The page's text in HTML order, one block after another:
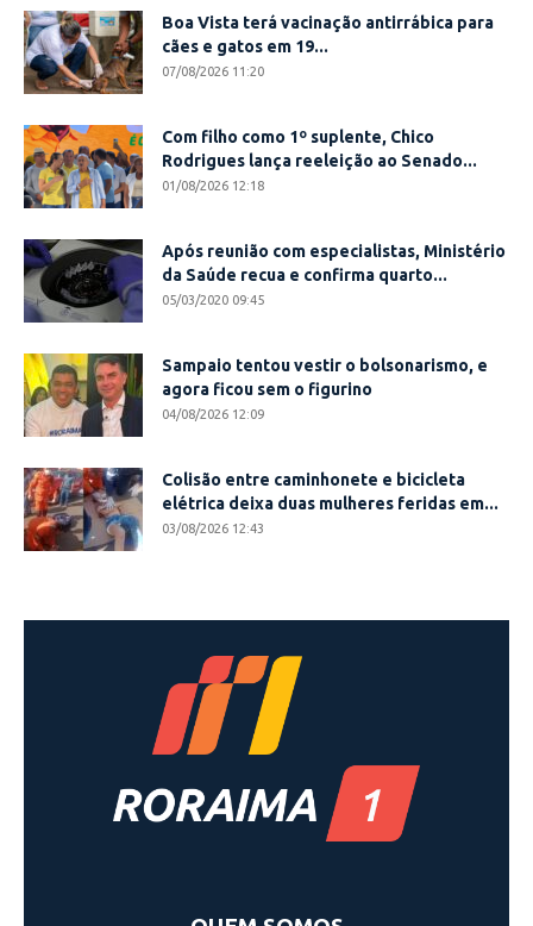
Boa Vista terá vacinação antirrábica para
cães e gatos em 19...
07/08/2026 11:20
Com filho como 1º suplente, Chico
Rodrigues lança reeleição ao Senado...
01/08/2026 12:18
Após reunião com especialistas, Ministério
da Saúde recua e confirma quarto...
05/03/2020 09:45
Sampaio tentou vestir o bolsonarismo, e
agora ficou sem o figurino
04/08/2026 12:09
Colisão entre caminhonete e bicicleta
elétrica deixa duas mulheres feridas em...
03/08/2026 12:43